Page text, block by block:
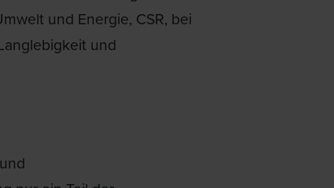
und Energie, CSR, bei
und